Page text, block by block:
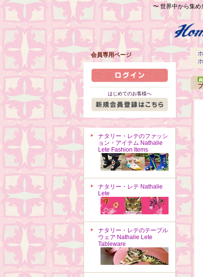
〜 世界中から集め
会員専用ページ
はじめてのお客様へ
ナタリー・レテのファッシ
ョン・アイテム Nathalie
Lete Fashion Items
ナタリー・レテ Nathalie
Lete
ナタリー・レテのテーブル
ウェア Nathalie Lete
Tableware